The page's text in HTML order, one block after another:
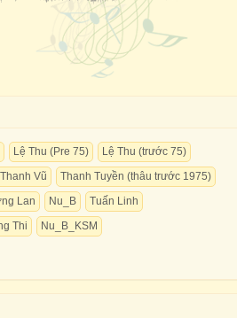
Lệ Thu (Pre 75)
Lệ Thu (trước 75)
Vũ
Thanh Tuyền (thâu trước 1975)
Lan Nu_B
Tuấn Linh
Thi
Nu_B_KSM